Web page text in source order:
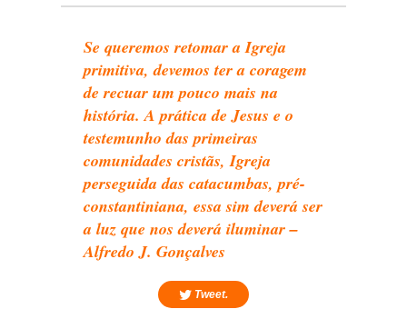
Se queremos retomar a Igreja
primitiva, devemos ter a coragem
de recuar um pouco mais na
história. A prática de Jesus e o
testemunho das primeiras
comunidades cristãs, Igreja
perseguida das catacumbas, pré-
constantiniana, essa sim deverá ser
a luz que nos deverá iluminar –
Alfredo J. Gonçalves
Tweet.